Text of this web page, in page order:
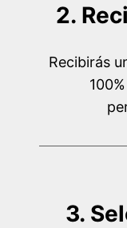
2.
Recibirás
3.